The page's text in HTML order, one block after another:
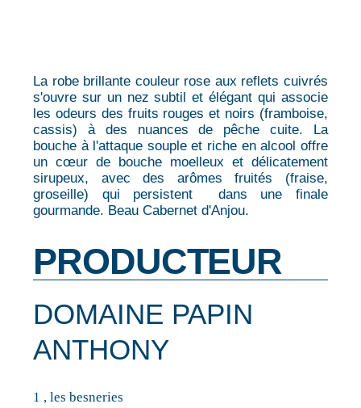
La robe brillante couleur rose aux reflets cuivrés
s'ouvre sur un nez subtil et élégant qui associe
les odeurs des fruits rouges et noirs (framboise,
cassis) à des nuances de pêche cuite. La
bouche à l'attaque souple et riche en alcool offre
un cœur de bouche moelleux et délicatement
sirupeux, avec des arômes fruités (fraise,
groseille) qui persistent dans une finale
gourmande. Beau Cabernet d'Anjou.
PRODUCTEUR
DOMAINE PAPIN
ANTHONY
1 , les besneries